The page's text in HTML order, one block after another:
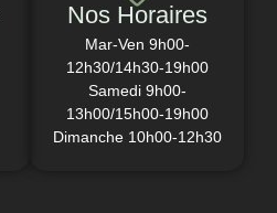
Nos Horaires
Mar-Ven 9h00-
12h30/14h30-19h00
Samedi 9h00-
13h00/15h00-19h00
Dimanche 10h00-12h30